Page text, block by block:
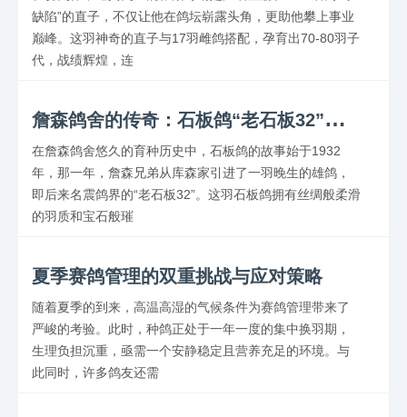
缺陷”的直子，不仅让他在鸽坛崭露头角，更助他攀上事业
巅峰。这羽神奇的直子与17羽雌鸽搭配，孕育出70-80羽子
代，战绩辉煌，连
詹
森鸽舍的传奇：石板鸽“老石板32”的辉煌育种史
在詹森鸽舍悠久的育种历史中，石板鸽的故事始于1932
年，那一年，詹森兄弟从库森家引进了一羽晚生的雄鸽，
即后来名震鸽界的“老石板32”。这羽石板鸽拥有丝绸般柔滑
的羽质和宝石般璀
夏季赛鸽管理的双重挑战与应对策略
随着夏季的到来，高温高湿的气候条件为赛鸽管理带来了
严峻的考验。此时，种鸽正处于一年一度的集中换羽期，
生理负担沉重，亟需一个安静稳定且营养充足的环境。与
此同时，许多鸽友还需